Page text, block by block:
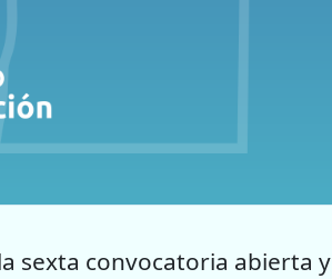
sexta convocatoria abierta y